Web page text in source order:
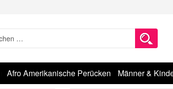
Afro Amerikanische Perücken Männer &